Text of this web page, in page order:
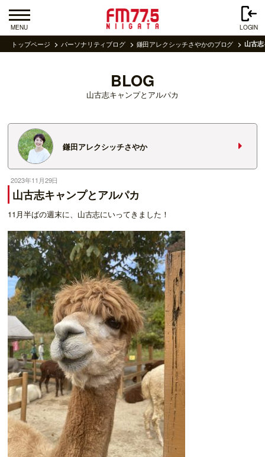
MENU LOGIN
トップページ パーソナリティブログ 鎌田アレクシッチさやかのブログ 山古
BLOG
山古志キャンプとアルパカ
鎌田アレクシッチさやか
2023年11月29日
山古志キャンプとアルパカ
11月半ばの週末に、山古志にいってきました！